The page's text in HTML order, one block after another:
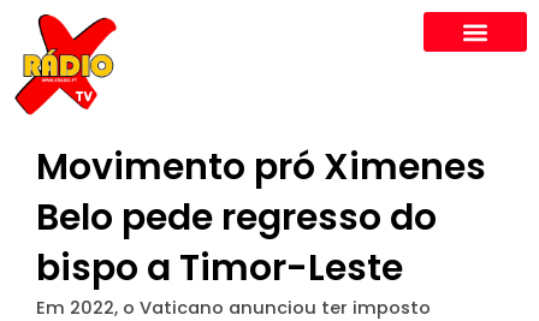
content
Movimento pró Ximenes
Belo pede regresso do
bispo a Timor-Leste
Em 2022, o Vaticano anunciou ter imposto